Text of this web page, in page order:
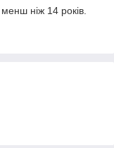
ніж 14 років.